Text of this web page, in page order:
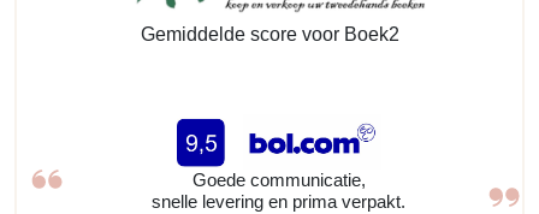
Gemiddelde score voor Boek2
Goede communicatie,
snelle levering en prima verpakt.